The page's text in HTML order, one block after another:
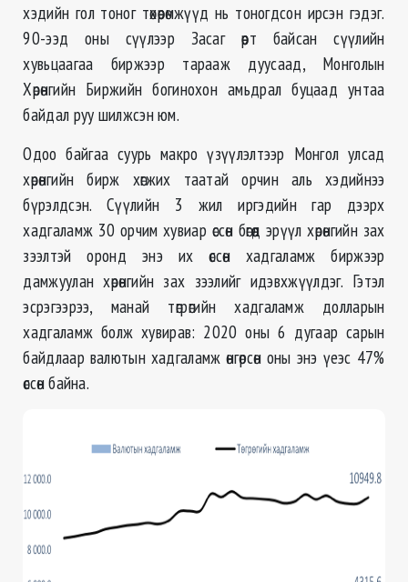
хэдийн гол тоног төхөөрөмжүүд нь тоногдсон ирсэн гэдэг.
90-ээд оны сүүлээр Засаг өөрт байсан сүүлийн
хувьцаагаа биржээр тарааж дуусаад, Монголын
Хөрөнгийн Биржийн богинохон амьдрал буцаад унтаа
байдал руу шилжсэн юм.
Одоо байгаа суурь макро үзүүлэлтээр Монгол улсад
хөрөнгийн бирж хөгжих таатай орчин аль хэдийнээ
бүрэлдсэн. Сүүлийн 3 жил иргэдийн гар дээрх
хадгаламж 30 орчим хувиар өссөн бөгөөд эрүүл хөрөнгийн зах
зээлтэй оронд энэ их өссөн хадгаламж биржээр
дамжуулан хөрөнгийн зах зээлийг идэвхжүүлдэг. Гэтэл
эсрэгээрээ, манай төгрөгийн хадгаламж долларын
хадгаламж болж хувирав: 2020 оны 6 дугаар сарын
байдлаар валютын хадгаламж өнгөрсөн оны энэ үеэс 47%
өссөн байна.